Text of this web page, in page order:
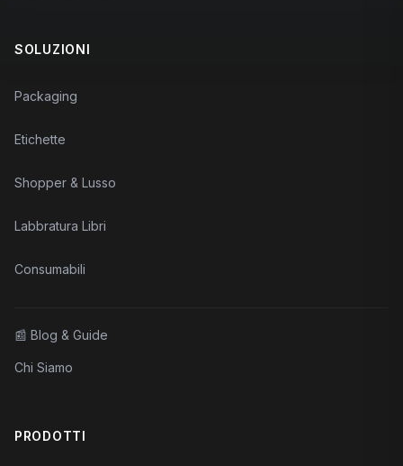
SOLUZIONI
Packaging
Etichette
Shopper & Lusso
Labbratura Libri
Consumabili
📰 Blog & Guide
Chi Siamo
PRODOTTI